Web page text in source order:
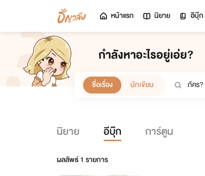
หน้าแรก นิยาย อีบุ๊ก
กำลังหาอะไรอยู่เอ่ย?
ชื่อเรื่อง นักเขียน
นิยาย อีบุ๊ก การ์ตูน
ผลลัพธ์1 รายการ